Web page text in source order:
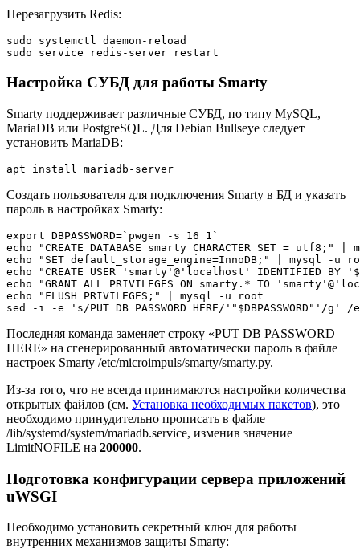
Перезагрузить Redis:
sudo systemctl daemon-reload
sudo service redis-server restart
Настройка СУБД для работы Smarty
Smarty поддерживает различные СУБД, по типу MySQL,
MariaDB или PostgreSQL. Для Debian Bullseye следует
установить MariaDB:
apt install mariadb-server
Создать пользователя для подключения Smarty в БД и указать
пароль в настройках Smarty:
export DBPASSWORD=`pwgen -s 16 1`
echo "CREATE DATABASE smarty CHARACTER SET = utf8;"
echo "SET default_storage_engine=InnoDB;" | mysql -u
echo "CREATE USER 'smarty'@'localhost' IDENTIFIED BY
echo "GRANT ALL PRIVILEGES ON smarty.* TO
echo "FLUSH PRIVILEGES;" | mysql -u root
sed -i -e 's/PUT DB PASSWORD HERE/
Последняя команда заменяет строку «PUT DB PASSWORD
HERE» на сгенерированный автоматически пароль в файле
настроек Smarty /etc/microimpuls/smarty/smarty.py.
Из-за того, что не всегда принимаются настройки количества
открытых файлов (см. Установка необходимых пакетов), это
необходимо принудительно прописать в файле
/lib/systemd/system/mariadb.service, изменив значение
LimitNOFILE на 200000.
Подготовка конфигурации сервера приложений
uWSGI
Необходимо установить секретный ключ для работы
внутренних механизмов защиты Smarty: